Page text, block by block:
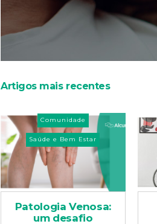
Artigos mais recentes
Comunidade
Saúde e Bem Estar
Patologia Venosa:
um desafio